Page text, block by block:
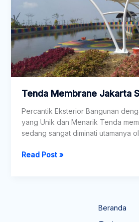
Tenda Membrane Jakarta
Percantik Eksterior Bangunan
yang Unik dan Menarik Tenda
sedang sangat diminati utamanya
Read Post »
Beranda